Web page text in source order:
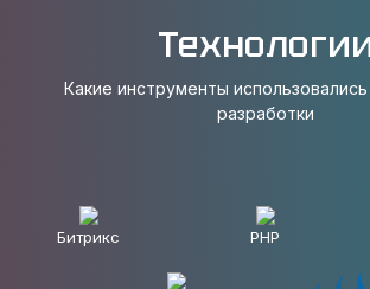
Какие инструменты
разработки
Битрикс PHP